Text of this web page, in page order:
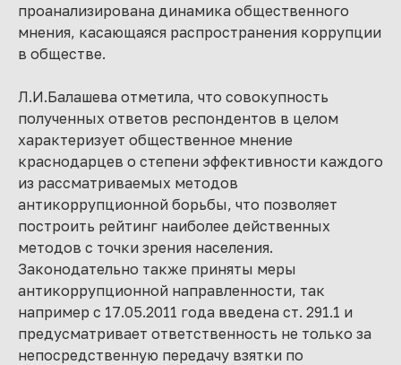
проанализирована динамика общественного
мнения, касающаяся распространения коррупции
в обществе.
Л.И.Балашева отметила, что совокупность
полученных ответов респондентов в целом
характеризует общественное мнение
краснодарцев о степени эффективности каждого
из рассматриваемых методов
антикоррупционной борьбы, что позволяет
построить рейтинг наиболее действенных
методов с точки зрения населения.
Законодательно также приняты меры
антикоррупционной направленности, так
например с 17.05.2011 года введена ст. 291.1 и
предусматривает ответственность не только за
непосредственную передачу взятки по